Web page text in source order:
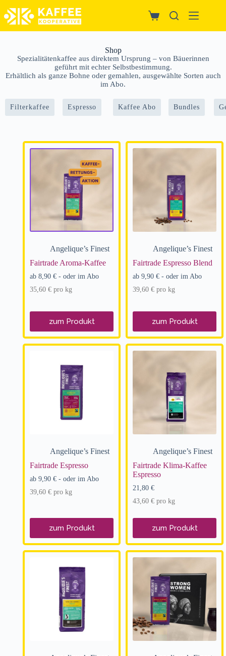
Shop
Spezialitätenkaffee aus direktem Ursprung – von Bäuerinnen
geführt mit echter Selbstbestimmung.
Erhältlich als ganze Bohne oder gemahlen, ausgewählte Sorten auch
im Abo.
Filterkaffee Espresso Kaffee Abo Bundles
Angelique’s Finest
Fairtrade Aroma-Kaffee
ab 8,90 € - oder im Abo
35,60 € pro kg
zum Produkt
Angelique’s Finest
Fairtrade Espresso Blend
ab 9,90 € - oder im Abo
39,60 € pro kg
zum Produkt
Angelique’s Finest
Fairtrade Espresso
ab 9,90 € - oder im Abo
39,60 € pro kg
zum Produkt
Angelique’s Finest
Fairtrade Klima-Kaffee
Espresso
21,80 €
43,60 € pro kg
zum Produkt